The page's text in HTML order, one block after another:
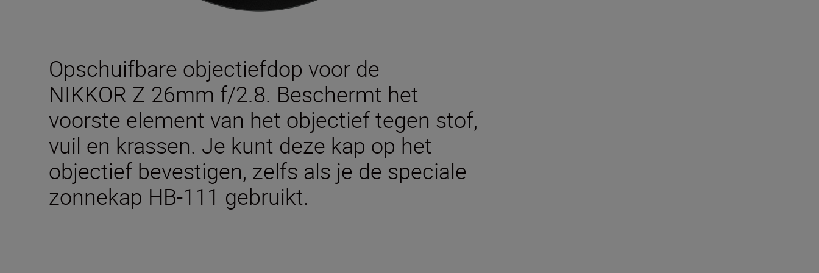
Opschuifbare objectiefdop voor de
NIKKOR Z 26mm f/2.8. Beschermt het
voorste element van het objectief tegen stof,
vuil en krassen. Je kunt deze kap op het
objectief bevestigen, zelfs als je de speciale
zonnekap HB-111 gebruikt.